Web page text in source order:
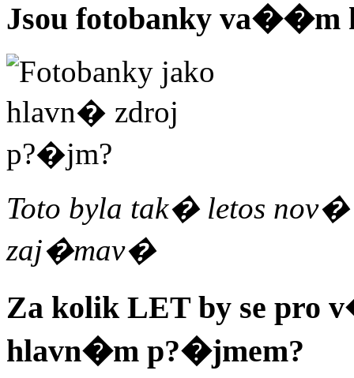
Jsou fotobanky
Toto byla tak� letos
zaj�mav�
Za kolik LET by se pro
hlavn�m p?�jmem?